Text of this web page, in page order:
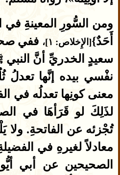
ومن السُّورِ المعينةِ في
أَحَدٌ}[الإِخلاص: ١]،
ففي
سعيدٍ الخدريِّ أنَّ النبي
نفْسي بيده إنَّها تعدلُ
معنى كونِها تعدلُه في
لذَلِكَ لو قَرَأهَا في
تُجْزئه عن الفاتحةِ.
معادلاً لغيرهِ في
الصحيحين عن أبي